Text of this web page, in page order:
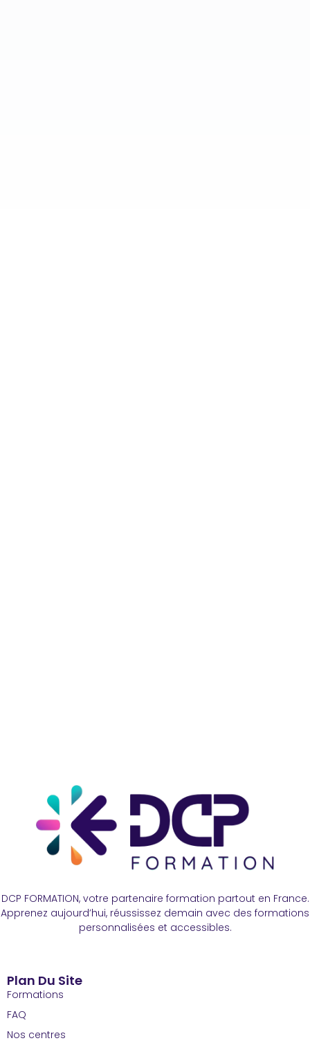
DCP FORMATION, votre partenaire formation partout en France.
Apprenez aujourd’hui, réussissez demain avec des formations
personnalisées et accessibles.
Plan Du Site
Formations
FAQ
Nos centres